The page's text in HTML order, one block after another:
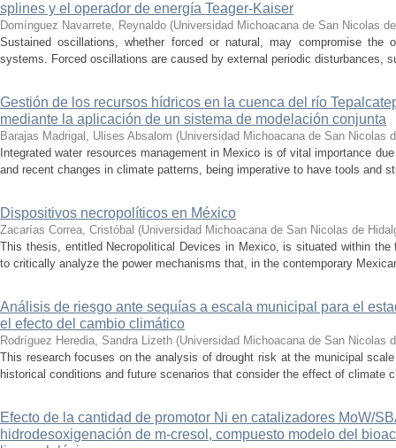
splines y el operador de energía Teager-Kaiser
Domínguez Navarrete, Reynaldo (Universidad Michoacana de San Nicolas
Sustained oscillations, whether forced or natural, may compromise the
systems. Forced oscillations are caused by external periodic disturbances,
Gestión de los recursos hídricos en la cuenca del río
mediante la aplicación de un sistema de modelación conjunta
Barajas Madrigal, Ulises Absalom (Universidad Michoacana de San Nicolas
Integrated water resources management in Mexico is of vital importance
and recent changes in climate patterns, being imperative to have tools and
Dispositivos necropolíticos en México
Zacarías Correa, Cristóbal (Universidad Michoacana de San Nicolas de
This thesis, entitled Necropolitical Devices in Mexico, is situated within
to critically analyze the power mechanisms that, in the contemporary
Análisis de riesgo ante sequías a escala municipal para el
el efecto del cambio climático
Rodríguez Heredia, Sandra Lizeth (Universidad Michoacana de San Nicolas
This research focuses on the analysis of drought risk at the municipal
historical conditions and future scenarios that consider the effect of climate
Efecto de la cantidad de promotor Ni en catalizadores MoW/
hidrodesoxigenación de m-cresol, compuesto modelo del